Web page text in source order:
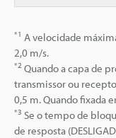
*1 A velocidade
2,0 m/s.
*2 Quando a capa de
transmissor ou
0,5 m. Quando fixada
*3 Se o tempo de
de resposta